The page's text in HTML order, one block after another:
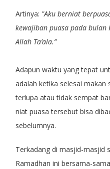
Artinya: "Aku berniat
kewajiban puasa pada
Allah Ta’ala.”
Adapun waktu yang tepat
adalah ketika selesai makan
terlupa atau tidak sempat
niat puasa tersebut bisa
sebelumnya.
Terkadang di masjid-masjid
Ramadhan ini bersama-